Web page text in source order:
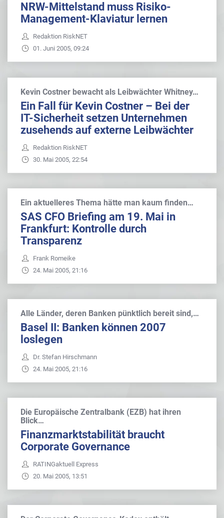
NRW-Mittelstand muss Risiko-
Management-Klaviatur lernen
Redaktion RiskNET
01. Juni 2005, 09:24
Kevin Costner bewacht als Leibwächter Whitney…
Ein Fall für Kevin Costner – Bei der
IT-Sicherheit setzen Unternehmen
zusehends auf externe Leibwächter
Redaktion RiskNET
30. Mai 2005, 22:54
Ein aktuelleres Thema hätte man kaum finden…
SAS CFO Briefing am 19. Mai in
Frankfurt: Kontrolle durch
Transparenz
Frank Romeike
24. Mai 2005, 21:16
Alle Länder, deren Banken pünktlich bereit sind,…
Basel II: Banken können 2007
loslegen
Dr. Stefan Hirschmann
24. Mai 2005, 21:16
Die Europäische Zentralbank (EZB) hat ihren
Blick…
Finanzmarktstabilität braucht
Corporate Governance
RATINGaktuell Express
20. Mai 2005, 13:51